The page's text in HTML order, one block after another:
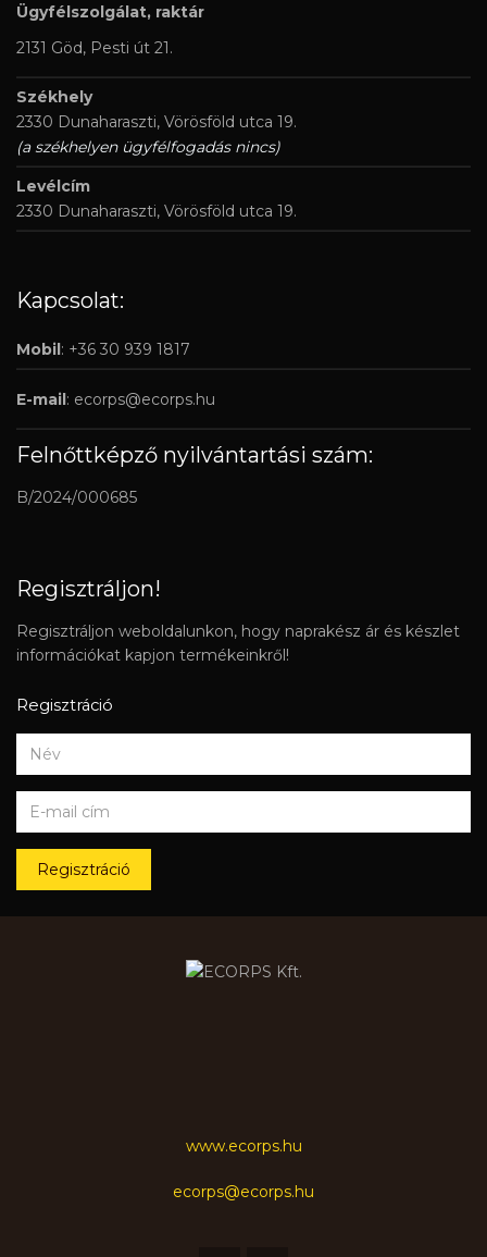
Ügyfélszolgálat, raktár
2131 Göd, Pesti út 21.
Székhely
2330 Dunaharaszti, Vörösföld utca 19.
(a székhelyen ügyfélfogadás nincs)
Levélcím
2330 Dunaharaszti, Vörösföld utca 19.
Kapcsolat:
Mobil: +36 30 939 1817
E-mail: ecorps@ecorps.hu
Felnőttképző nyilvántartási szám:
B/2024/000685
Regisztráljon!
Regisztráljon weboldalunkon, hogy naprakész ár és készlet
információkat kapjon termékeinkről!
Regisztráció
Regisztráció
www.ecorps.hu
ecorps@ecorps.hu